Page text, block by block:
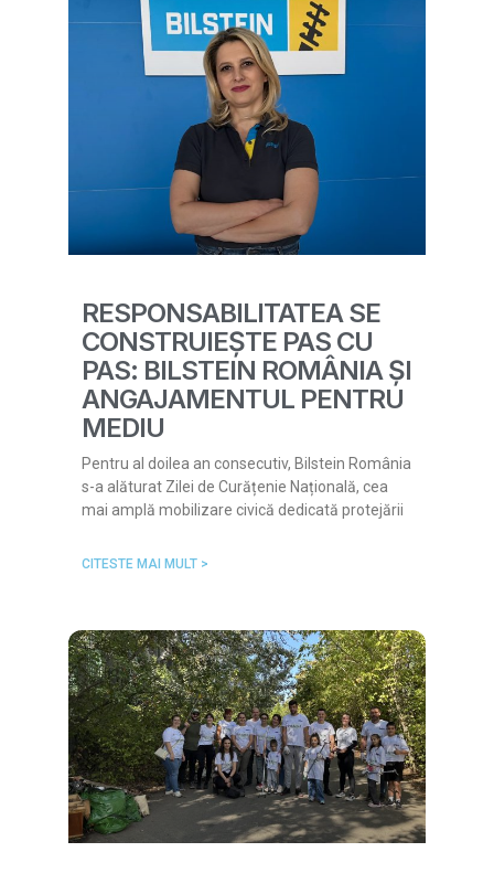
RESPONSABILITATEA SE
CONSTRUIEȘTE PAS CU
PAS: BILSTEIN ROMÂNIA ȘI
ANGAJAMENTUL PENTRU
MEDIU
Pentru al doilea an consecutiv, Bilstein România
s-a alăturat Zilei de Curățenie Națională, cea
mai amplă mobilizare civică dedicată protejării
CITESTE MAI MULT >